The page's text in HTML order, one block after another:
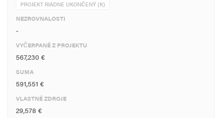
PROJEKT RIADNE UKONČENÝ (K)
NEZROVNALOSTI
-
VYČERPANÉ Z PROJEKTU
567,230 €
SUMA
591,551 €
VLASTNÉ ZDROJE
29,578 €